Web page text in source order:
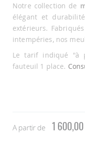
la
Galerie
d’images
Notre collection de
élégant et
extérieurs.
intempéries, nos
Le tarif indiqué "à
fauteuil 1 place.
A partir de 1